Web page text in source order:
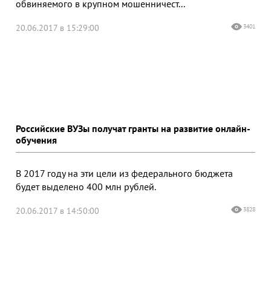
обвиняемого в крупном мошенничест...
20.06.2017 в 15:29:00 3401
Российские ВУЗы получат гранты на развитие онлайн-
обучения
В 2017 году на эти цели из федерального бюджета
будет выделено 400 млн рублей.
20.06.2017 в 14:50:00 3828